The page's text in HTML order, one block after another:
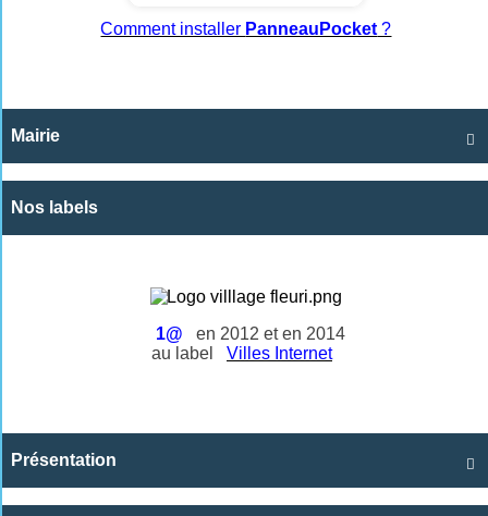
Comment installer PanneauPocket ?

Mairie
Nos labels
1@
en 2012 et en 2014
au label
Villes Internet

Présentation